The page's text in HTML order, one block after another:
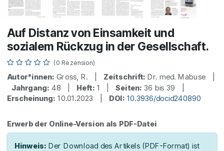
Auf Distanz von Einsamkeit und
sozialem Rückzug in der Gesellschaft.
(0 Rezension)
Autor*innen: Gross, R. | Zeitschrift: Dr. med. Mabuse |
Jahrgang: 48 | Heft: 1 |Seiten: 36 bis 39 |
Erscheinung: 10.01.2023 | DOI: 10.3936/docid240890
Erwerb der Online-Version als PDF-Datei
Hinweis: Der Download des Artikels (PDF-Format) ist